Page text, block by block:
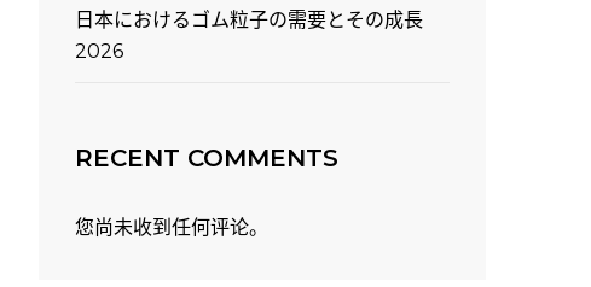
日本におけるゴム粒子の需要とその成長
2026
RECENT COMMENTS
您尚未收到任何评论。